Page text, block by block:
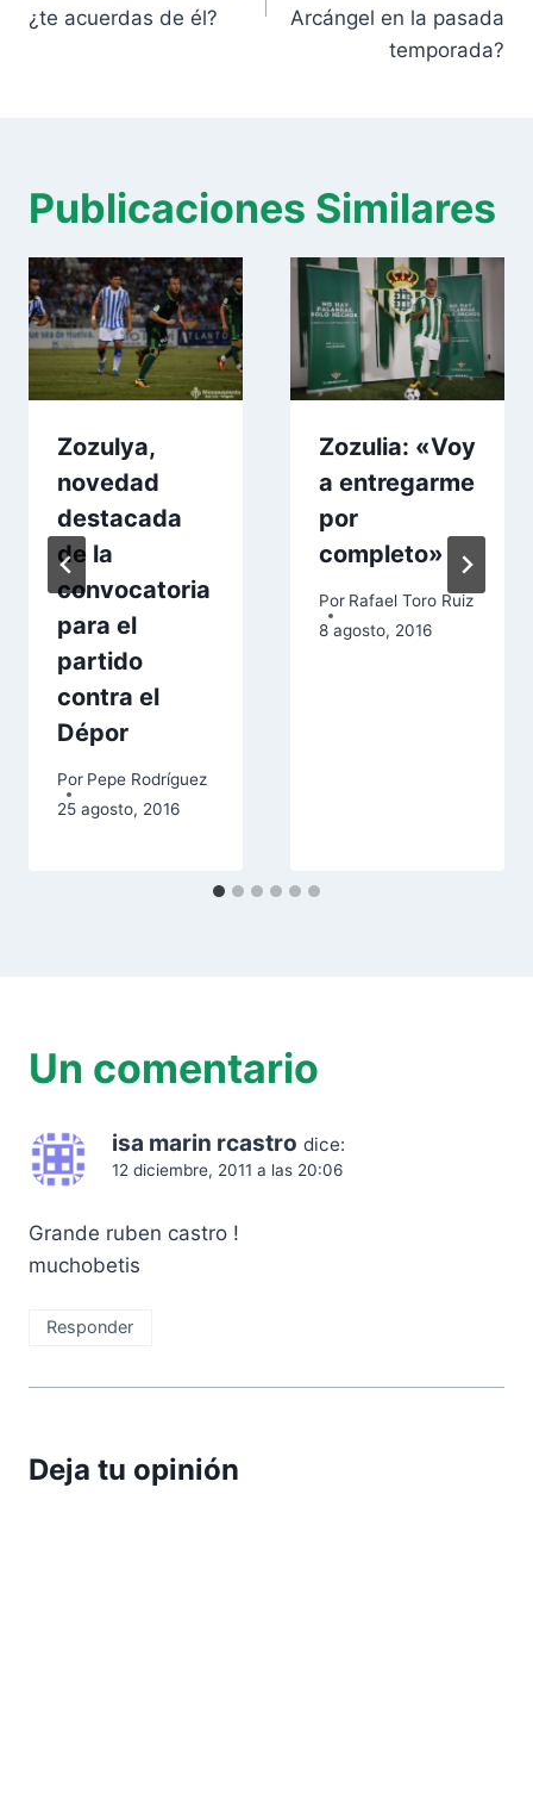
¿te acuerdas de él?
Arcángel en la pasada
temporada?
Publicaciones Similares
Zozulya,
novedad
destacada
de la
convocatoria
para el
partido
contra el
Dépor
Por Pepe Rodríguez
25 agosto, 2016
Zozulia: «Voy
a entregarme
por
completo»
Por Rafael Toro Ruiz
8 agosto, 2016
Un comentario
isa marin rcastro dice:
12 diciembre, 2011 a las 20:06
Grande ruben castro !
muchobetis
Responder
Deja tu opinión